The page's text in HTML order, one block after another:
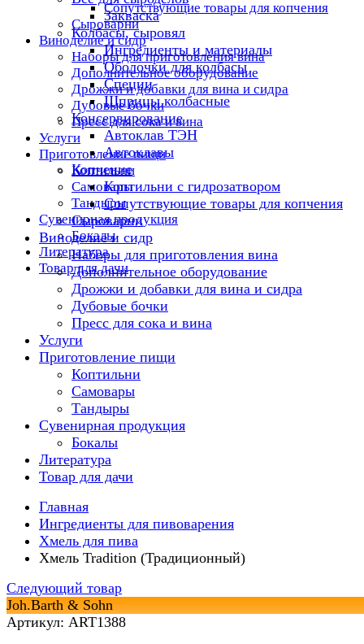
Сопутствующие товары для копчения
Сыроварни
Виноделие и сидр
Наборы для приготовления вина
Дополнительное оборудование
Дрожжи и добавки для вина и сидра
Дубовые бочки
Пресс для сока и вина
Услуги
Приготовление пищи
Коптильни
Самовары
Тандыры
Сувенирная продукция
Бокалы
Литература
Товар для дачи
Закваска
Колбасы, сыровял
Ингредиенты и материалы
Оболочки для колбасы
Специи
Шприцы колбасные
Консервирование
Автоклав ТЭН
Автоклавы
Копчение
Коптильни с гидрозатвором
Сопутствующие товары для копчения
Сыроварни
Виноделие и сидр
Наборы для приготовления вина
Дополнительное оборудование
Дрожжи и добавки для вина и сидра
Дубовые бочки
Пресс для сока и вина
Услуги
Приготовление пищи
Коптильни
Самовары
Тандыры
Сувенирная продукция
Бокалы
Литература
Товар для дачи
Главная
Ингредиенты для пивоварения
Хмель для пива
Хмель Tradition (Традиционный)
Следующий товар
Joh.Barth & Sohn
Артикул: ART1388